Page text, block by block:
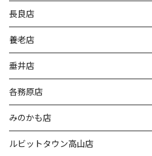
長良店
養老店
垂井店
各務原店
みのかも店
ルビットタウン高山店